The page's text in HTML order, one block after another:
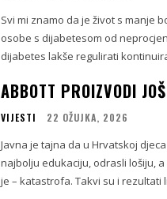
Svi mi znamo da je život s manje
osobe s dijabetesom od
dijabetes lakše regulirati
ABBOTT PROIZVODI
VIJESTI 22 OŽUJKA, 2026
Javna je tajna da u Hrvatskoj
najbolju edukaciju, odrasli lošiju,
je – katastrofa. Takvi su i rezultati